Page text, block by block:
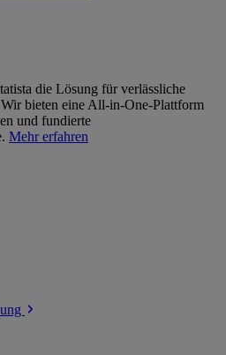
die Lösung für verlässliche
bieten eine All-in-One-Plattform
und fundierte
Mehr erfahren